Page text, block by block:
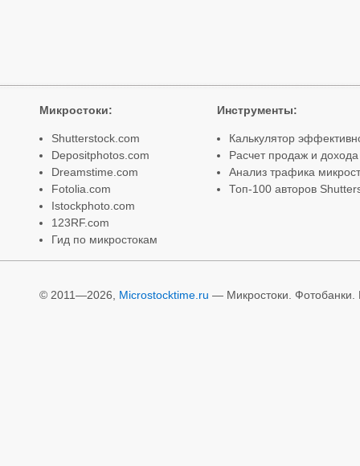
Микростоки:
Shutterstock.com
Depositphotos.com
Dreamstime.com
Fotolia.com
Istockphoto.com
123RF.com
Гид по микростокам
Инструменты:
Калькулятор
Расчет продаж и дохода
Анализ трафика
Топ-100 авторов
© 2011—2026, Microstocktime.ru — Микростоки. Фотобанки.